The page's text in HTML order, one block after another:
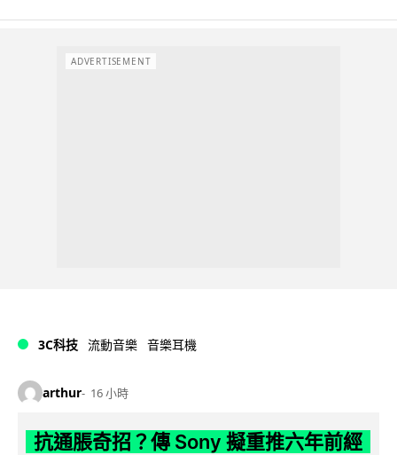
ADVERTISEMENT
3C科技 流動音樂 音樂耳機
arthur 16 小時
抗通脹奇招？傳 Sony 擬重推六年前經